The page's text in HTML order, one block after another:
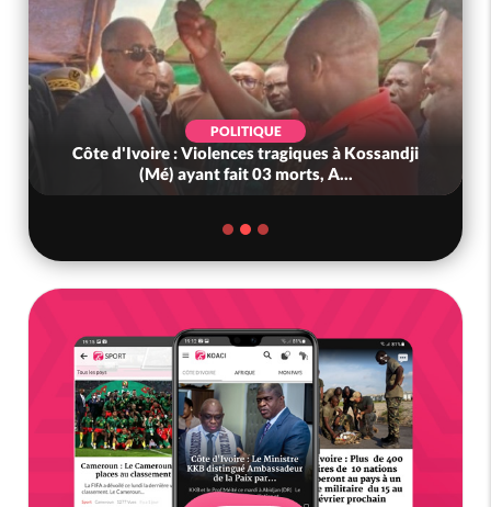
POLITIQUE
Côte d'Ivoire : Violences tragiques à Kossandji
(Mé) ayant fait 03 morts, A...